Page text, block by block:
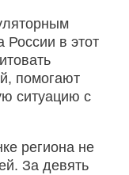
России в этот
помогают
ситуацию с
региона не
За девять